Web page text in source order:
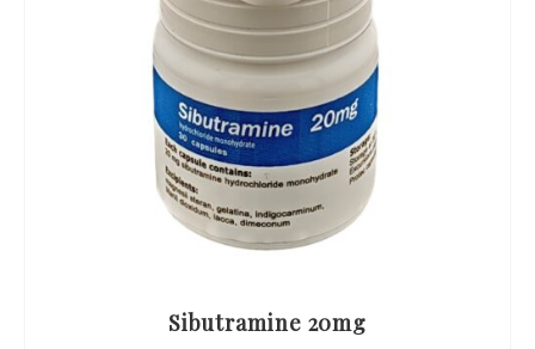
Sibutramine 20mg